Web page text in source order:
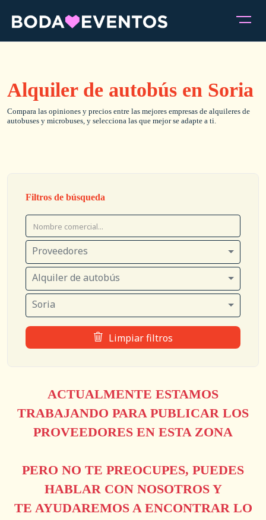
Alquiler de autobús en Soria
Compara las opiniones y precios entre las mejores empresas de alquileres de
autobuses y microbuses, y selecciona las que mejor se adapte a ti.
Filtros de búsqueda
Proveedores
Alquiler de autobús
Soria
Limpiar filtros
ACTUALMENTE ESTAMOS
TRABAJANDO PARA PUBLICAR LOS
PROVEEDORES EN ESTA ZONA
PERO NO TE PREOCUPES, PUEDES
HABLAR CON NOSOTROS Y
TE AYUDAREMOS A ENCONTRAR LO